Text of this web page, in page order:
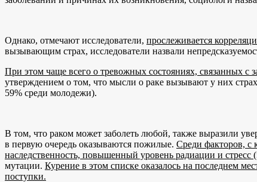
Однако, отмечают исследователи, прослеживается
вызывающим страх, исследователи назвали
При этом чаще всего о тревожных состояниях, связанных
утверждением о том, что мысли о раке вызывают у них
59% среди молодежи).
В том, что раком может заболеть любой, также выразили
в первую очередь оказываются пожилые. Среди факторов, с
наследственность, повышенный уровень радиации и стресс
мутации. Курение в этом списке оказалось на последнем
поступки.